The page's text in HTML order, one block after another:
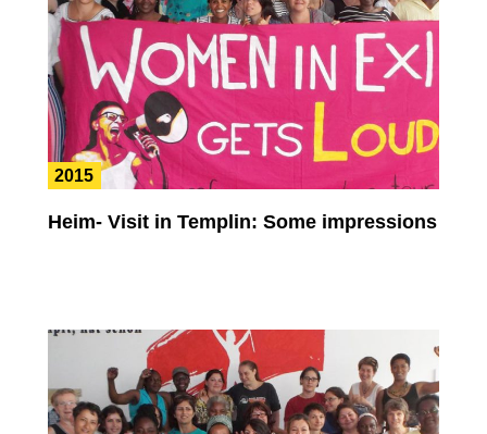
2015
Heim- Visit in Templin: Some impressions